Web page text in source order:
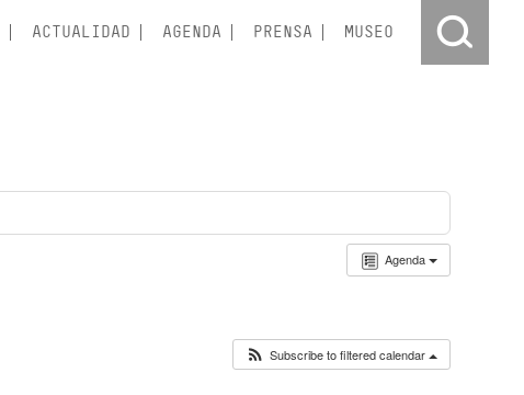
ACTUALIDAD AGENDA PRENSA MUSEO
Agenda
Subscribe to filtered calendar